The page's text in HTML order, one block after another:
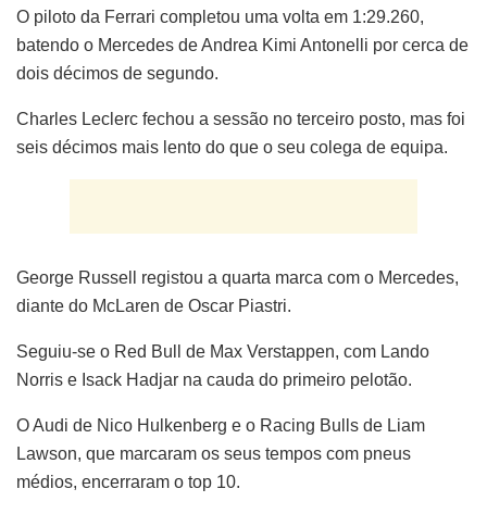
O piloto da Ferrari completou uma volta em 1:29.260,
batendo o Mercedes de Andrea Kimi Antonelli por cerca de
dois décimos de segundo.
Charles Leclerc fechou a sessão no terceiro posto, mas foi
seis décimos mais lento do que o seu colega de equipa.
George Russell registou a quarta marca com o Mercedes,
diante do McLaren de Oscar Piastri.
Seguiu-se o Red Bull de Max Verstappen, com Lando
Norris e Isack Hadjar na cauda do primeiro pelotão.
O Audi de Nico Hulkenberg e o Racing Bulls de Liam
Lawson, que marcaram os seus tempos com pneus
médios, encerraram o top 10.